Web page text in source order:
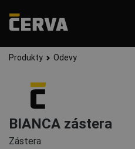
Produkty Odevy
BIANCA zástera
Zástera